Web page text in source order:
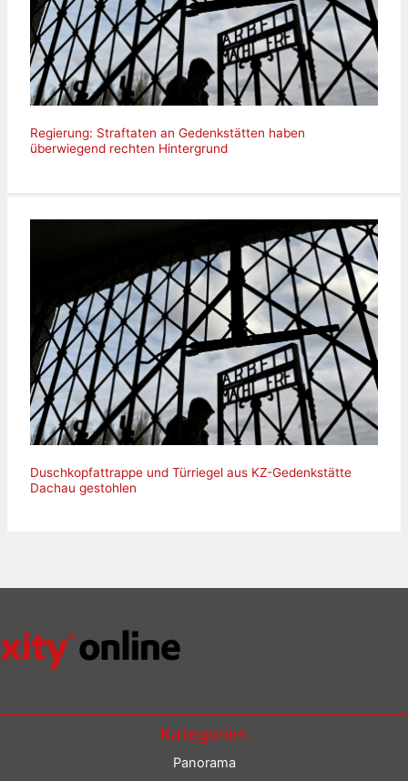
Regierung: Straftaten an Gedenkstätten haben
überwiegend rechten Hintergrund
Duschkopfattrappe und Türriegel aus KZ-Gedenkstätte
Dachau gestohlen
Kategorien
Panorama